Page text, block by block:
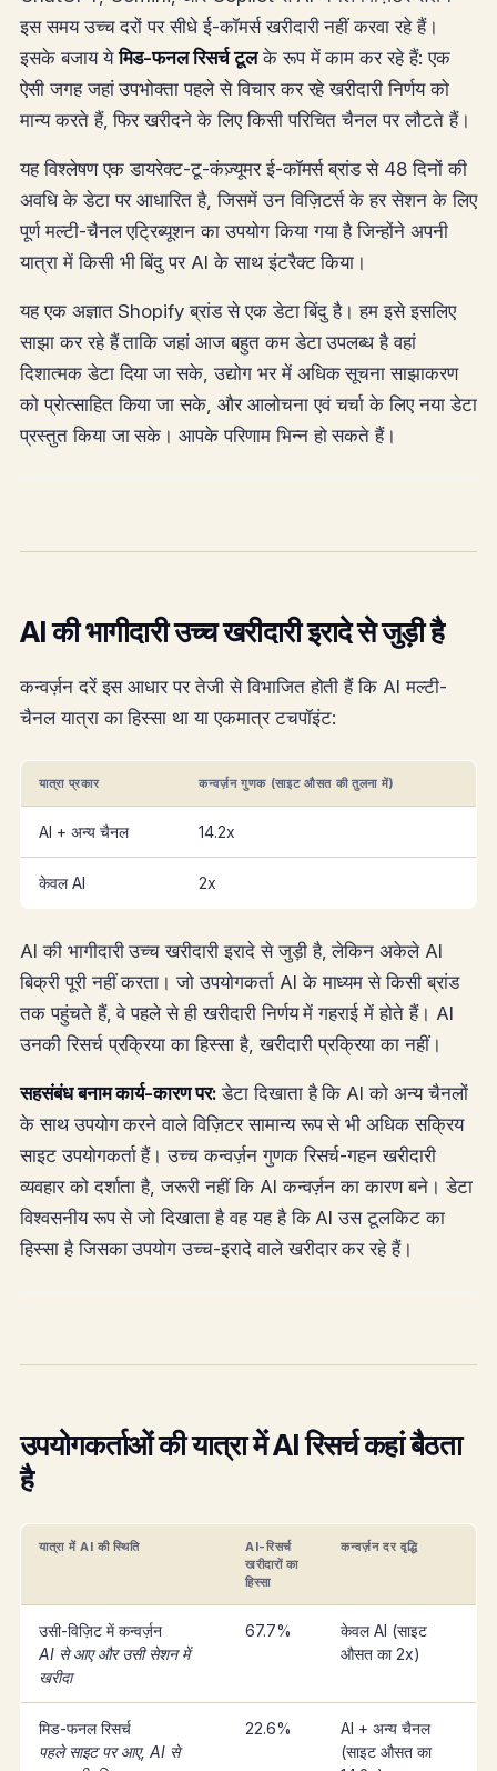
इस समय उच्च दरों पर सीधे ई-कॉमर्स खरीदारी नहीं करवा रहे हैं।
इसके बजाय येमिड-फनल रिसर्च टूलके रूप में काम कर रहे हैं: एक
ऐसी जगह जहां उपभोक्ता पहले से विचार कर रहे खरीदारी निर्णय को
मान्य करते हैं, फिर खरीदने के लिए किसी परिचित चैनल पर लौटते हैं।
यह विश्लेषण एक डायरेक्ट-टू-कंज़्यूमर ई-कॉमर्स ब्रांड से 48 दिनों की
अवधि के डेटा पर आधारित है, जिसमें उन विज़िटर्स के हर सेशन के लिए
पूर्ण मल्टी-चैनल एट्रिब्यूशन का उपयोग किया गया है जिन्होंने अपनी
यात्रा में किसी भी बिंदु पर AI के साथ इंटरैक्ट किया।
यह एक अज्ञात Shopify ब्रांड से एक डेटा बिंदु है। हम इसे इसलिए
साझा कर रहे हैं ताकि जहां आज बहुत कम डेटा उपलब्ध है वहां
दिशात्मक डेटा दिया जा सके, उद्योग भर में अधिक सूचना साझाकरण
को प्रोत्साहित किया जा सके, और आलोचना एवं चर्चा के लिए नया डेटा
प्रस्तुत किया जा सके। आपके परिणाम भिन्न हो सकते हैं।
AI की भागीदारी उच्च खरीदारी इरादे से जुड़ी है
कन्वर्ज़न दरें इस आधार पर तेजी से विभाजित होती हैं कि AI मल्टी-
चैनल यात्रा का हिस्सा था या एकमात्र टचपॉइंट:
यात्रा प्रकार कन्वर्ज़न गुणक (साइट औसत की तुलना में)
AI + अन्य चैनल 14.2x
केवल AI 2x
AI की भागीदारी उच्च खरीदारी इरादे से जुड़ी है, लेकिन अकेले AI
बिक्री पूरी नहीं करता। जो उपयोगकर्ता AI के माध्यम से किसी ब्रांड
तक पहुंचते हैं, वे पहले से ही खरीदारी निर्णय में गहराई में होते हैं। AI
उनकी रिसर्च प्रक्रिया का हिस्सा है, खरीदारी प्रक्रिया का नहीं।
सहसंबंध बनाम कार्य-कारण पर:डेटा दिखाता है कि AI को अन्य चैनलों
के साथ उपयोग करने वाले विज़िटर सामान्य रूप से भी अधिक सक्रिय
साइट उपयोगकर्ता हैं। उच्च कन्वर्ज़न गुणक रिसर्च-गहन खरीदारी
व्यवहार को दर्शाता है, जरूरी नहीं कि AI कन्वर्ज़न का कारण बने। डेटा
विश्वसनीय रूप से जो दिखाता है वह यह है कि AI उस टूलकिट का
हिस्सा है जिसका उपयोग उच्च-इरादे वाले खरीदार कर रहे हैं।
उपयोगकर्ताओं की यात्रा में AI रिसर्च कहां बैठता
है
यात्रा में AI की स्थिति
AI-रिसर्च
खरीदारों का
हिस्सा
कन्वर्ज़न दर वृद्धि
उसी-विज़िट में कन्वर्ज़न
AI से आए और उसी सेशन में
खरीदा
67.7%
केवल AI (साइट
औसत का 2x)
मिड-फनल रिसर्च
पहले साइट पर आए, AI से
22.6%
AI + अन्य चैनल
(साइट औसत का